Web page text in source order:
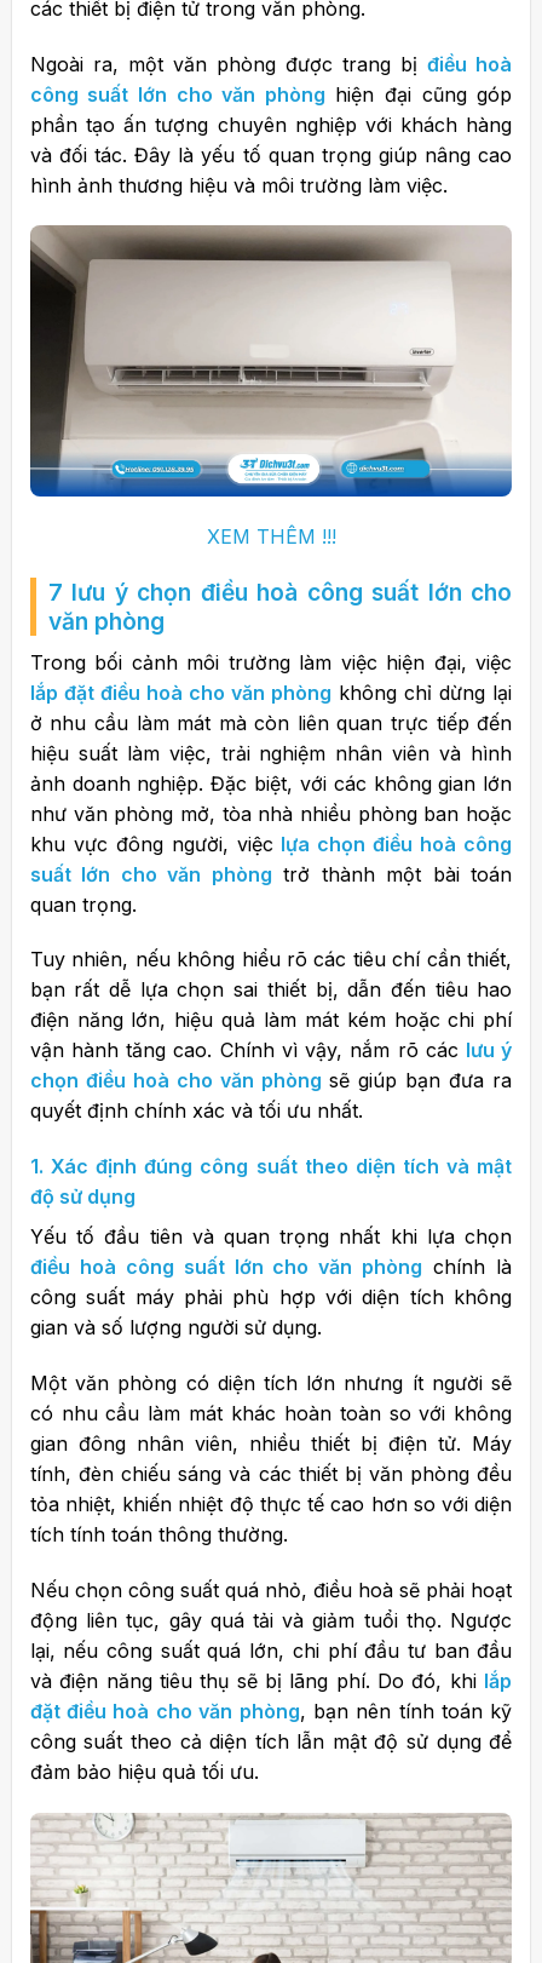
các thiết bị điện tử trong văn phòng.
Ngoài ra, một văn phòng được trang bịđiều hoà
công suất lớn cho văn phòng hiện đại cũng góp
phần tạo ấn tượng chuyên nghiệp với khách hàng
và đối tác. Đây là yếu tố quan trọng giúp nâng cao
hình ảnh thương hiệu và môi trường làm việc.
XEM THÊM !!!
7 lưu ý chọn điều hoà công suất lớn cho
văn phòng
Trong bối cảnh môi trường làm việc hiện đại, việc
lắp đặt điều hoà cho văn phòng không chỉ dừng lại
ở nhu cầu làm mát mà còn liên quan trực tiếp đến
hiệu suất làm việc, trải nghiệm nhân viên và hình
ảnh doanh nghiệp. Đặc biệt, với các không gian lớn
như văn phòng mở, tòa nhà nhiều phòng ban hoặc
khu vực đông người, việc lựa chọn điều hoà công
suất lớn cho văn phòng trở thành một bài toán
quan trọng.
Tuy nhiên, nếu không hiểu rõ các tiêu chí cần thiết,
bạn rất dễ lựa chọn sai thiết bị, dẫn đến tiêu hao
điện năng lớn, hiệu quả làm mát kém hoặc chi phí
vận hành tăng cao. Chính vì vậy, nắm rõ các lưu ý
chọn điều hoà cho văn phòng sẽ giúp bạn đưa ra
quyết định chính xác và tối ưu nhất.
1. Xác định đúng công suất theo diện tích và mật
độ sử dụng
Yếu tố đầu tiên và quan trọng nhất khi lựa chọn
điều hoà công suất lớn cho văn phòng chính là
công suất máy phải phù hợp với diện tích không
gian và số lượng người sử dụng.
Một văn phòng có diện tích lớn nhưng ít người sẽ
có nhu cầu làm mát khác hoàn toàn so với không
gian đông nhân viên, nhiều thiết bị điện tử. Máy
tính, đèn chiếu sáng và các thiết bị văn phòng đều
tỏa nhiệt, khiến nhiệt độ thực tế cao hơn so với diện
tích tính toán thông thường.
Nếu chọn công suất quá nhỏ, điều hoà sẽ phải hoạt
động liên tục, gây quá tải và giảm tuổi thọ. Ngược
lại, nếu công suất quá lớn, chi phí đầu tư ban đầu
và điện năng tiêu thụ sẽ bị lãng phí. Do đó, khi lắp
đặt điều hoà cho văn phòng, bạn nên tính toán kỹ
công suất theo cả diện tích lẫn mật độ sử dụng để
đảm bảo hiệu quả tối ưu.